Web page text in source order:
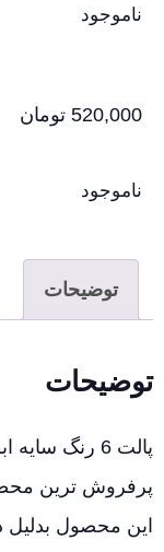
ناموجود
520,000 تومان
ناموجود
توضیحات
توضیحات
پالت 6 رنگ
پرفروش ترین
این محصول بدلیل